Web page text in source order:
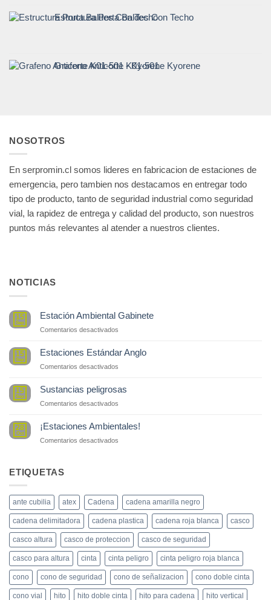
Estructura Porta Baldes Con Techo
Grafeno Anticorte K01-501 - Kyorene
NOSOTROS
En serpromin.cl somos lideres en fabricacion de estaciones de
emergencia, pero tambien nos destacamos en entregar todo
tipo de producto, tanto de seguridad industrial como seguridad
vial, la rapidez de entrega y calidad del producto, son nuestros
puntos más relevantes al atender a nuestros clientes.
NOTICIAS
15
Sep
Estación Ambiental Gabinete
Comentarios desactivados
Ambiental
Gabinete
15
Sep
Estaciones Estándar Anglo
Comentarios desactivados
15
Sep
Sustancias peligrosas
Comentarios desactivados
peligrosas
28
Oct
¡Estaciones Ambientales!
Comentarios desactivados
ETIQUETAS
ante cubilia atex Cadena cadena amarilla negro
cadena delimitadora cadena plastica cadena roja blanca casco
casco altura casco de proteccion casco de seguridad
casco para altura cinta cinta peligro cinta peligro roja blanca
cono cono de seguridad cono de señalizacion cono doble cinta
cono vial hito hito doble cinta hito para cadena hito vertical